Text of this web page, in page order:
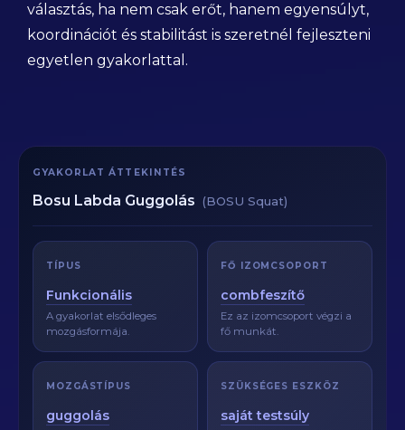
választás, ha nem csak erőt, hanem egyensúlyt,
koordinációt és stabilitást is szeretnél fejleszteni
egyetlen gyakorlattal.
GYAKORLAT ÁTTEKINTÉS
Bosu Labda Guggolás (BOSU Squat)
TÍPUS
Funkcionális
A gyakorlat elsődleges
mozgásformája.
FŐ IZOMCSOPORT
combfeszítő
Ez az izomcsoport végzi a
fő munkát.
MOZGÁSTÍPUS
guggolás
SZÜKSÉGES ESZKÖZ
saját testsúly